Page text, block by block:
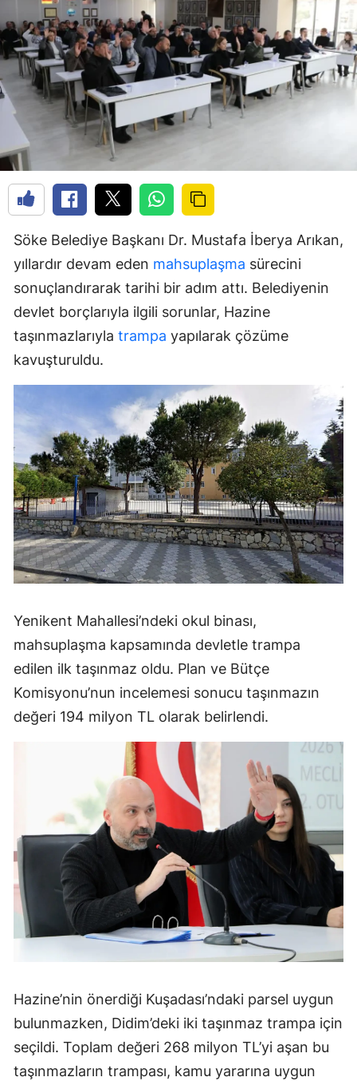
Söke Belediye Başkanı Dr. Mustafa İberya Arıkan,
yıllardır devam eden mahsuplaşma sürecini
sonuçlandırarak tarihi bir adım attı. Belediyenin
devlet borçlarıyla ilgili sorunlar, Hazine
taşınmazlarıyla trampa yapılarak çözüme
kavuşturuldu.
Yenikent Mahallesi’ndeki okul binası,
mahsuplaşma kapsamında devletle trampa
edilen ilk taşınmaz oldu. Plan ve Bütçe
Komisyonu’nun incelemesi sonucu taşınmazın
değeri 194 milyon TL olarak belirlendi.
Hazine’nin önerdiği Kuşadası’ndaki parsel uygun
bulunmazken, Didim’deki iki taşınmaz trampa için
seçildi. Toplam değeri 268 milyon TL’yi aşan bu
taşınmazların trampası, kamu yararına uygun